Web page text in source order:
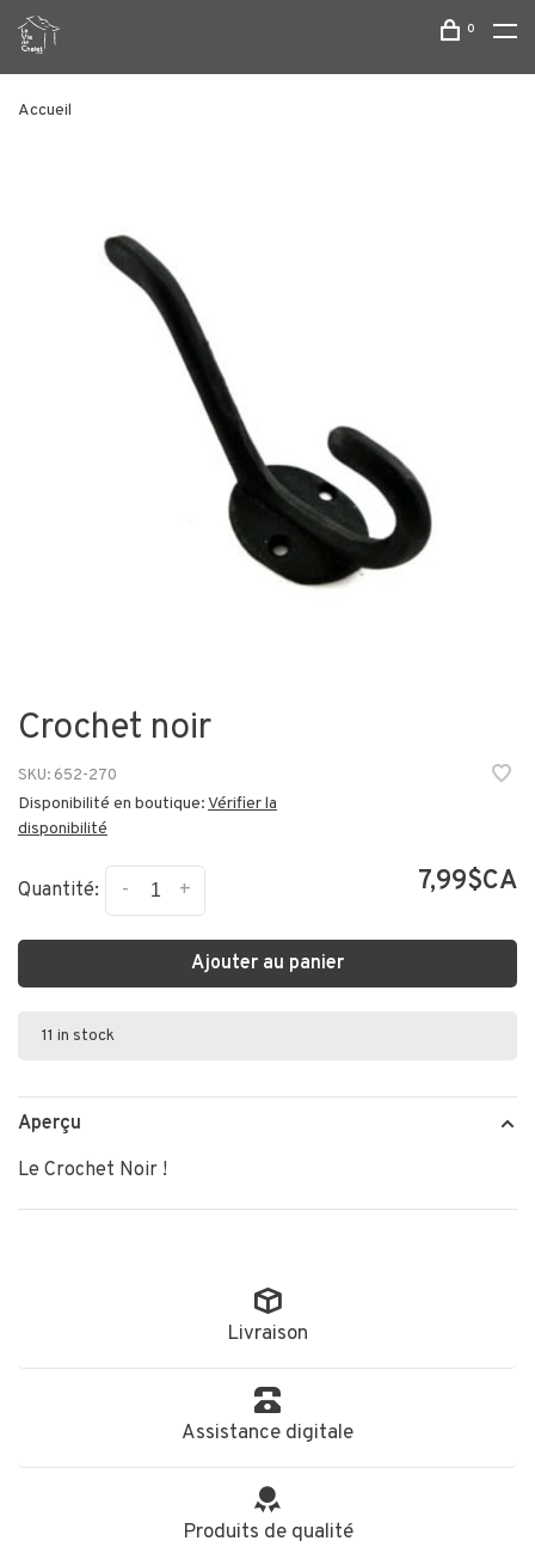
0
Accueil
Crochet noir
SKU: 652-270
Disponibilité en boutique:Vérifier la
disponibilité
Quantité: +
- 7,99$CA
Ajouter au panier
11 in stock
Aperçu
Le Crochet Noir !
Livraison
Assistance digitale
Produits de qualité